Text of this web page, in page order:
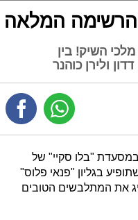
הרשימה המלאה
השיק! בין
ולירן כוהנר
"בלו סקיי" של
בגליון "פנאי פלוס"
את המתלבשים הטובים